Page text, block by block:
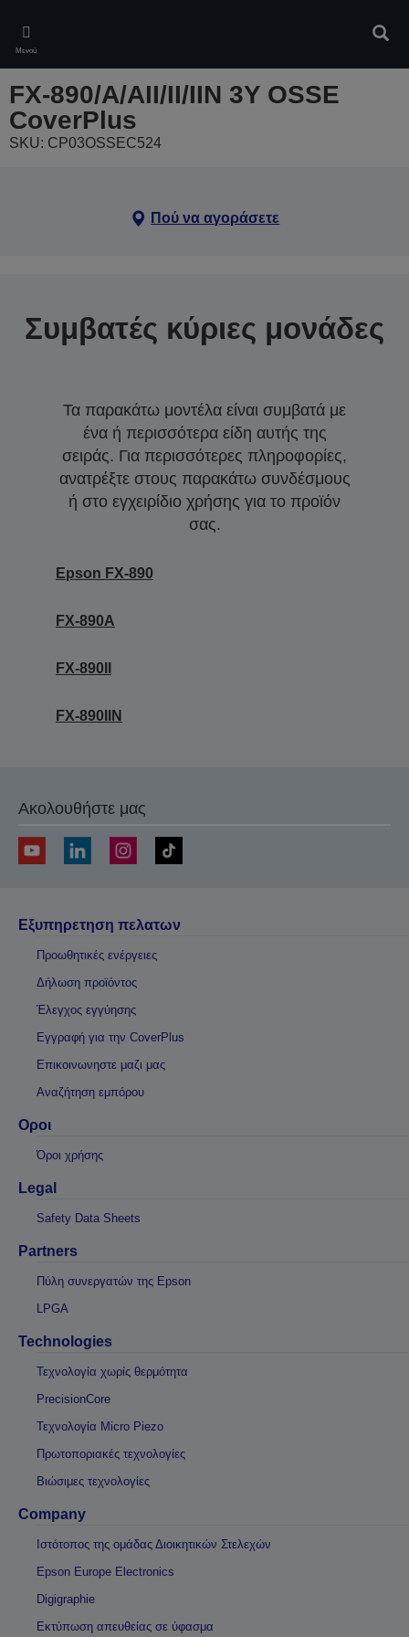
main
content
Μενού
FX-890/A/AII/II/IIN 3Y OSSE
CoverPlus
SKU: CP03OSSEC524
Πού να αγοράσετε
Συμβατές κύριες μονάδες
Τα παρακάτω μοντέλα είναι συμβατά με
ένα ή περισσότερα είδη αυτής της
σειράς. Για περισσότερες πληροφορίες,
ανατρέξτε στους παρακάτω συνδέσμους
ή στο εγχειρίδιο χρήσης για το προϊόν
σας.
Epson FX-890
FX-890A
FX-890II
FX-890IIN
Ακολουθήστε μας
Εξυπηρετηση πελατων
Προωθητικές ενέργειες
Δήλωση προϊόντος
Έλεγχος εγγύησης
Εγγραφή για την CoverPlus
Επικοινωνηστε μαζι μας
Αναζήτηση εμπόρου
Οροι
Όροι χρήσης
Legal
Safety Data Sheets
Partners
Πύλη συνεργατών της Epson
LPGA
Technologies
Τεχνολογία χωρίς θερμότητα
PrecisionCore
Τεχνολογία Micro Piezo
Πρωτοποριακές τεχνολογίες
Βιώσιμες τεχνολογίες
Company
Ιστότοπος της ομάδας Διοικητικών Στελεχών
Epson Europe Electronics
Digigraphie
Εκτύπωση απευθείας σε ύφασμα